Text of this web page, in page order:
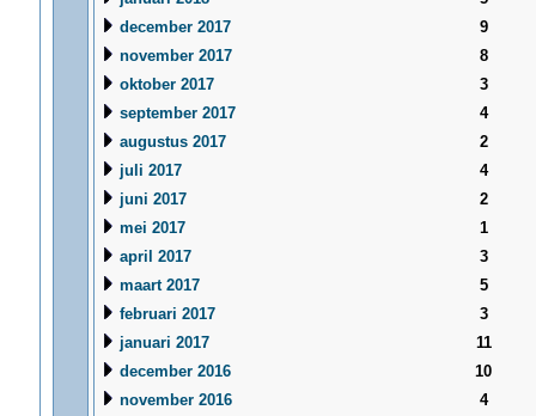
december 2017
9
november 2017
8
oktober 2017
3
september 2017
4
augustus 2017
2
juli 2017
4
juni 2017
2
mei 2017
1
april 2017
3
maart 2017
5
februari 2017
3
januari 2017
11
december 2016
10
november 2016
4